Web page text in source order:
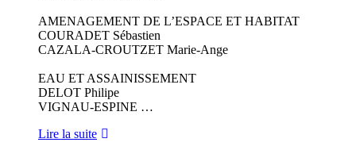
AMENAGEMENT DE L’ESPACE ET HABITAT
COURADET Sébastien
CAZALA-CROUTZET Marie-Ange
EAU ET ASSAINISSEMENT
DELOT Philipe
VIGNAU-ESPINE …
Lire la suiteLes